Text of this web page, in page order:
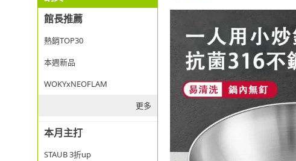
館長推薦
熱銷TOP30
本週新品
WOKYxNEOFLAM
更多
本月主打
STAUB 3折up